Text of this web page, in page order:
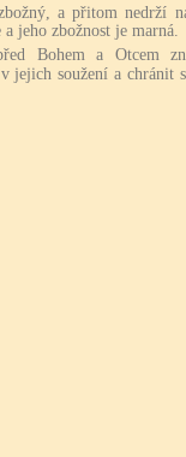
a přitom nedrží
jeho zbožnost je marná.
Bohem a Otcem
jejich soužení a chránit